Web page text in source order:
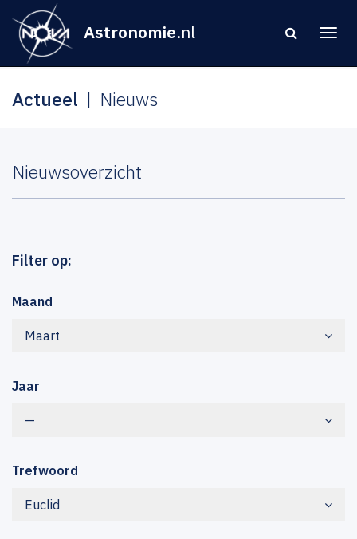
Astronomie.nl
Actueel Nieuws
Nieuwsoverzicht
Filter op:
Maand
Maart
Jaar
—
Trefwoord
Euclid